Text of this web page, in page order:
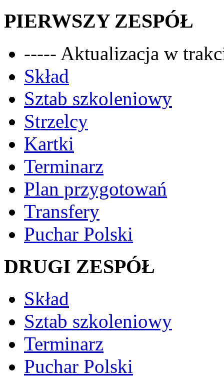
PIERWSZY ZESPÓŁ
----- Aktualizacja w
Skład
Sztab szkoleniowy
Strzelcy
Kartki
Terminarz
Plan przygotowań
Transfery
Puchar Polski
DRUGI ZESPÓŁ
Skład
Sztab szkoleniowy
Terminarz
Puchar Polski